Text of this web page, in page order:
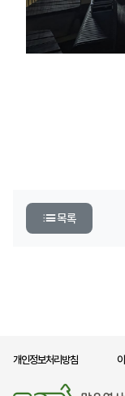
목록
개인정보처리방침